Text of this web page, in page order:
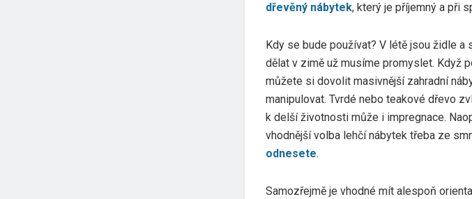
dřevěný nábytek, který je příjemný a při
Kdy se bude používat? V létě jsou židle
dělat v zimě už musíme promyslet. Když
můžete si dovolit masivnější zahradní
manipulovat. Tvrdé nebo teakové dřevo
k delší životnosti může i impregnace.
vhodnější volba lehčí nábytek třeba ze
odnesete.
Samozřejmě je vhodné mít alespoň